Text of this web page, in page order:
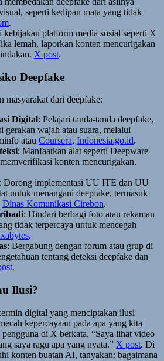
seperti kedipan mata yang tidak
.
kebijakan platform media sosial seperti X
lemah, laporkan konten mencurigakan
X post.
Deepfake
dari deepfake:
Digital: Pelajari tanda-tanda deepfake,
gerakan wajah atau suara, melalui
atau Coursera. Indonesia.go.id.
: Manfaatkan alat seperti Deepware
konten mencurigakan.
: Dorong implementasi UU ITE dan UU
untuk menangani deepfake, termasuk
Dinas Komunikasi Cirebon.
: Hindari berbagi foto atau rekaman
tidak terpercaya untuk mencegah
.
: Bergabung dengan forum atau grup di
tentang deteksi deepfake dan
.
Ilusi?
digital yang menciptakan ilusi
kepercayaan pada apa yang kita
di X berkata, “Saya lihat video
saya ragu apa yang nyata.” X post. Di
konten buatan AI, tanyakan: bagaimana